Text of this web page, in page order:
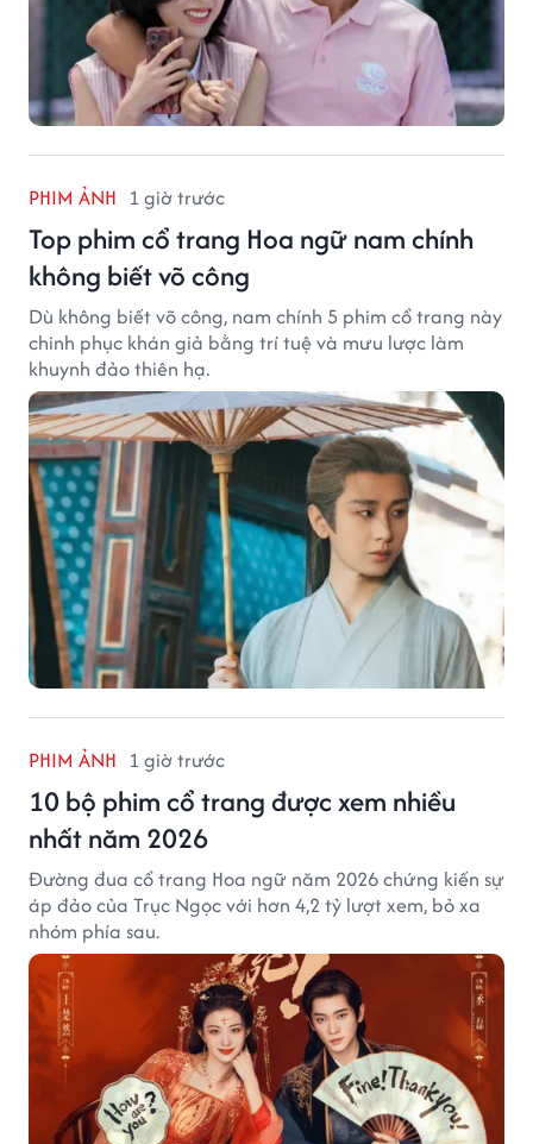
PHIM ẢNH 1 giờ trước
Top phim cổ trang Hoa ngữ nam chính
không biết võ công
Dù không biết võ công, nam chính 5 phim cổ trang này
chinh phục khán giả bằng trí tuệ và mưu lược làm
khuynh đảo thiên hạ.
PHIM ẢNH 1 giờ trước
10 bộ phim cổ trang được xem nhiều
nhất năm 2026
Đường đua cổ trang Hoa ngữ năm 2026 chứng kiến sự
áp đảo của Trục Ngọc với hơn 4,2 tỷ lượt xem, bỏ xa
nhóm phía sau.